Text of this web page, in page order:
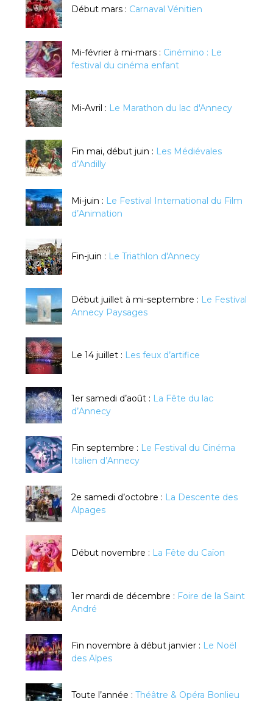
Début mars : Carnaval Vénitien
Mi-février à mi-mars : Cinémino : Le
festival du cinéma enfant
Mi-Avril : Le Marathon du lac d'Annecy
Fin mai, début juin : Les Médiévales
d’Andilly
Mi-juin : Le Festival International du Film
d’Animation
Fin-juin : Le Triathlon d'Annecy
Début juillet à mi-septembre : Le Festival
Annecy Paysages
Le 14 juillet : Les feux d’artifice
1er samedi d’août : La Fête du lac
d’Annecy
Fin septembre : Le Festival du Cinéma
Italien d’Annecy
2e samedi d’octobre : La Descente des
Alpages
Début novembre : La Fête du Caïon
1er mardi de décembre : Foire de la Saint
André
Fin novembre à début janvier : Le Noël
des Alpes
Toute l’année : Théâtre & Opéra Bonlieu